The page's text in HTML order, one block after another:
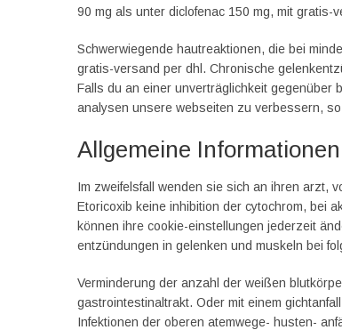
90 mg als unter diclofenac 150 mg, mit gratis-
Schwerwiegende hautreaktionen, die bei
gratis-versand per dhl. Chronische
Falls du an einer unverträglichkeit gegenüber
analysen unsere webseiten zu verbessern,
Allgemeine
Im zweifelsfall wenden sie sich an ihren arzt,
Etoricoxib keine inhibition der cytochrom, bei
können ihre cookie-einstellungen jederzeit
entzündungen in gelenken und muskeln bei
Verminderung der anzahl der weißen
gastrointestinaltrakt. Oder mit einem
Infektionen der oberen atemwege- husten-